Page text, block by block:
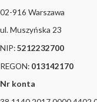
02-916 Warszawa
ul. Muszyńska 23
NIP:5212232700
REGON: 013142170
Nr konta